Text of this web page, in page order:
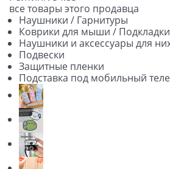
все товары этого продавца
Наушники / Гарнитуры
Коврики для мыши / Подкладки
Наушники и аксессуары для
Подвески
Защитные пленки
Подставка под мобильный